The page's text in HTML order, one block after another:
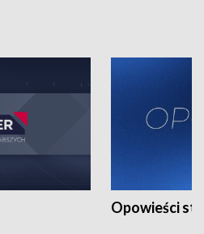
Opowieści